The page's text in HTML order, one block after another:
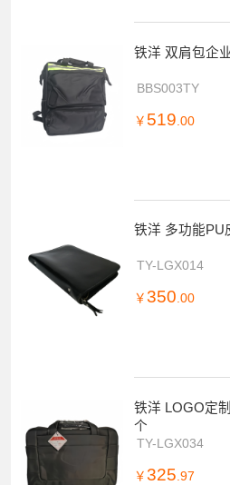
铁洋 双肩包企
BBS003TY
￥ 519 .00
铁洋 多功能PU
TY-LGX014
￥ 350.00
铁洋 LOGO定
个
TY-LGX034
￥ 325 .97